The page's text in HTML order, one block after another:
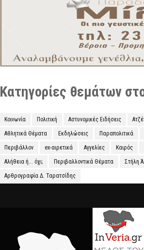
Κατηγορίες θεμάτων
Κοινωνία Πολιτική Αστυνομικές Ειδήσεις
Αθλητικά Θέματα Εκδηλώσεις Παραπολιτικά
Περιβάλλον ex-αιρετικά Αγγελίες Καιρός
Αλήθεια ή... όχι; Περιβαλλοντικά Θέματα Στήλη
Αρθρογραφία Δ. Ταρατσίδης